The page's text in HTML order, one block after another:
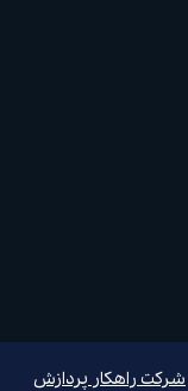
شرکت راهکار پردازش